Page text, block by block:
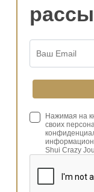
Нажимая на
своих
Shui Crazy